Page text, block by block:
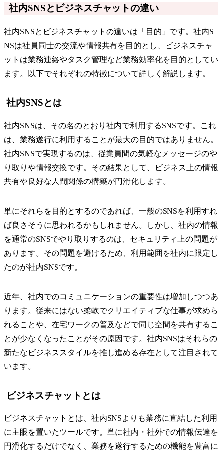
社内SNSとビジネスチャットの違い
社内SNSとビジネスチャットの違いは「目的」です。社内S
NSは社員同士の交流や情報共有を目的とし、ビジネスチャ
ットは業務連絡やタスク管理など業務効率化を目的としてい
ます。以下でそれぞれの特徴について詳しく解説します。
社内SNSとは
社内SNSは、その名のとおり社内で利用するSNSです。これ
は、業務遂行に利用することが最大の目的ではありません。
社内SNSで実現するのは、従業員間の気軽なメッセージのや
り取りや情報交換です。その結果として、ビジネス上の情報
共有や良好な人間関係の構築が円滑化します。
単にそれらを目的とするのであれば、一般のSNSを利用すれ
ば良さそうに思われるかもしれません。しかし、社内の情報
を通常のSNSでやり取りするのは、セキュリティ上の問題が
あります。その問題を避けるため、利用範囲を社内に限定し
たのが社内SNSです。
近年、社内でのコミュニケーションの重要性は増加しつつあ
ります。従来にはない柔軟でクリエイティブな仕事が求めら
れることや、在宅ワークの普及などで同じ空間を共有するこ
とが少なくなったことがその原因です。社内SNSはそれらの
新たなビジネススタイルを推し進める存在として注目されて
います。
ビジネスチャットとは
ビジネスチャットとは、社内SNSよりも業務に直結した利用
に主眼を置いたツールです。単に社内・社外での情報伝達を
円滑化するだけでなく、業務を遂行するための機能を豊富に